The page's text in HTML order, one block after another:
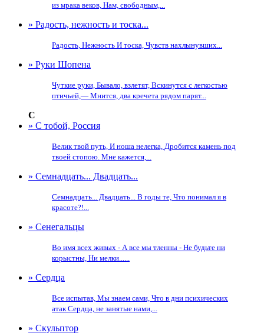
из мрака веков, Нам, свободным,...
» Радость, нежность и тоска...
Радость, Нежность И тоска, Чувств нахлынувших...
» Руки Шопена
Чуткие руки, Бывало, взлетят, Вскинутся с легкостью
птичьей,— Мнится, два кречета рядом парят...
С
» С тобой, Россия
Велик твой путь, И ноша нелегка, Дробится камень под
твоей стопою. Мне кажется,...
» Семнадцать... Двадцать...
Семнадцать... Двадцать... В годы те, Что понимал я в
красоте?!...
» Сенегальцы
Во имя всех живых - А все мы тленны - Не будьте ни
корыстны, Ни мелки......
» Сердца
Все испытав, Мы знаем сами, Что в дни психических
атак Сердца, не занятые нами,...
» Скульптор